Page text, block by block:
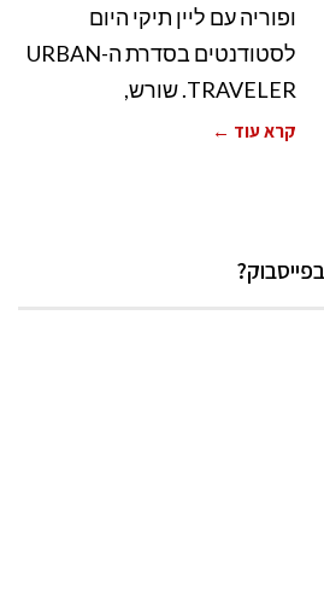
ופוריה עם ליין תיקי היום
לסטודנטים בסדרת ה-URBAN
TRAVELER. שורש,
קרא עוד ←